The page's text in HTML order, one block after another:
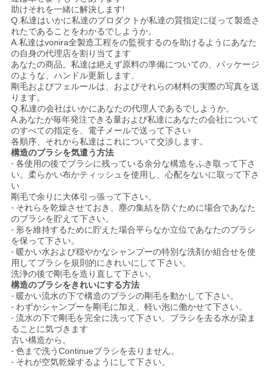
助けそれを一緒に解決します!
Q.私達はいかに私達のプロダクトが私達の質指定に従って製造さ
れたであることをわかるでしようか。
A.私達はvonira全製造工程をの監視するのを助けるようにあなた
の自身の代理店を割り当てます
あなたの商品。私達は絶えず原料の準備についての、パッケージ
のような、ハンドル更新します、
剛毛およびフェルールは、およびそれらの材料の実際の写真を送
ります。
Q.私達の会社はいかにあなたの代理人であるでしようか。
A.あなたが毎年発注できる量および私達にあなたの会社について
のすべての指定を、電子メールで送って下さい
各順序、それから私達はこれについて交渉します。
構造のブラシを気遣う方法
- 各使用の後でブラシに残っている余分な構造をふき取って下さ
い。柔らかい布かティッシュを使用し、心配をないに取って下さ
い
剛毛で余りに大体引っ張って下さい。
- それらを乾燥させておき、塵の集結を防ぐために場合であなた
のブラシを貯えて下さい。
- 形を維持するために貯えた場合平らなか立位であなたのブラシ
を保って下さい。
- 暖かい水および穏やかなシャンプーの特別な洗剤か組合せを使
用してブラシを規則的にきれいにして下さい。
洗浄の後で剛毛を造り直して下さい。
構造のブラシをきれいにする方法
- 暖かい流水の下で構造のブラシの剛毛を動かして下さい。
- わずかシャンプーを剛毛に加え、軽い泡に働かせて下さい。
- 流水の下で剛毛を完全に洗って下さい。ブラシを去る水が染ま
ることに気づきます
古い構造から。
- 色まで洗うContinueブラシを去りません。
- それが空気乾燥するようにして下さい。